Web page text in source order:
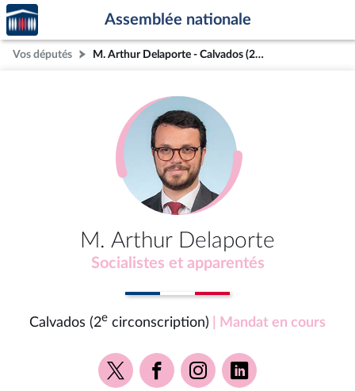
Aller au contenu
Aller en bas de la page
Accèder
à la
page
d'accueil
Assemblée nationale
Vos députés M. Arthur Delaporte - Calvados (2e circonscription)
M. Arthur Delaporte
Socialistes et apparentés
Calvados (2e circonscription) | Mandat en cours
Voir
la
Voir
la
Voir
la
Voir
la